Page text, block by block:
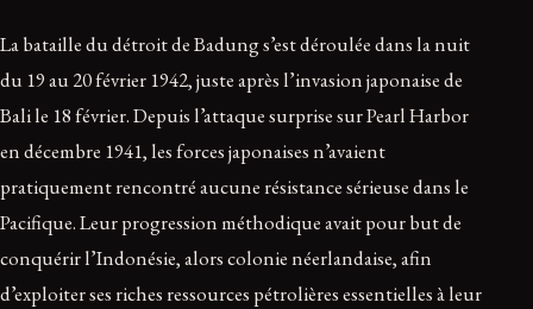
La bataille du détroit de Badung s’est déroulée dans la nuit
du 19 au 20 février 1942, juste après l’invasion japonaise de
Bali le 18 février. Depuis l’attaque surprise sur Pearl Harbor
en décembre 1941, les forces japonaises n’avaient
pratiquement rencontré aucune résistance sérieuse dans le
Pacifique. Leur progression méthodique avait pour but de
conquérir l’Indonésie, alors colonie néerlandaise, afin
d’exploiter ses riches ressources pétrolières essentielles à leur